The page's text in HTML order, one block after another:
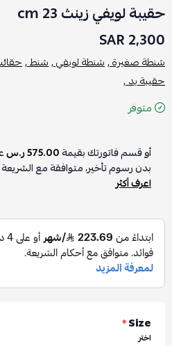
حقيبة لويفي زينث 23 cm
2,300 SAR
شنطة صغيرة ,شنطة لويفي ,شنط ,
حقيبة يد ,
متوفر
أو قسم فاتورتك بقيمة575.00 ر.س
بدون رسوم تأخير، متوافقة مع الشريعة
اعرف أكثر
Size
*
اختر